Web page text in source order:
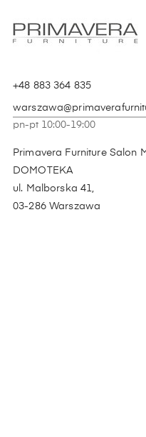
+48 883 364 835
pn-pt 10:00-19:00
Primavera Furniture Salon
DOMOTEKA
ul. Malborska 41,
03-286 Warszawa